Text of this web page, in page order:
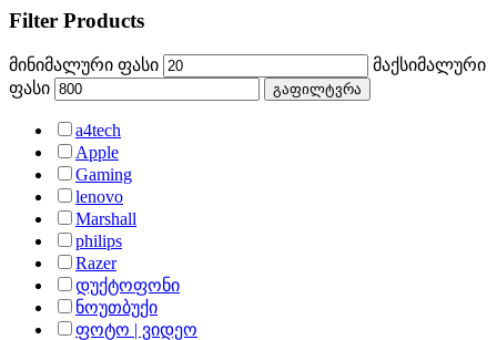
Filter Products
მინიმალური ფასი
მაქსიმალური
ფასი
გაფილტვრა
a4tech
Apple
Gaming
lenovo
Marshall
philips
Razer
დუქტოფონი
ნოუთბუქი
ფოტო | ვიდეო